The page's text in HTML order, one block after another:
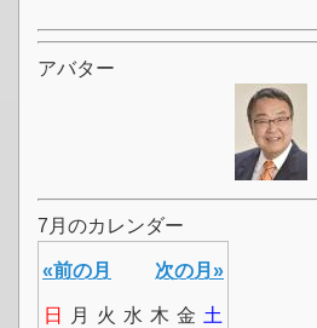
アバター
7月のカレンダー
«前の月 次の月»
日 月 火 水 木 金 土